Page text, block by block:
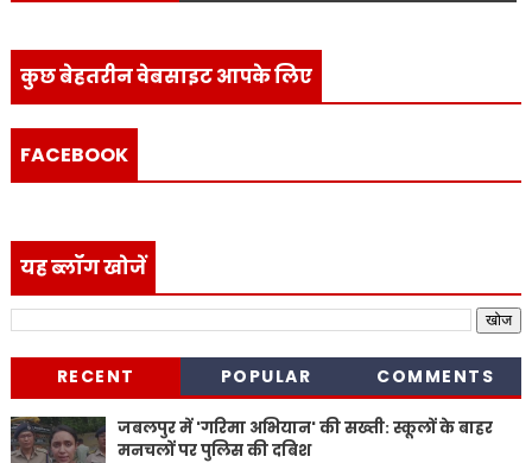
कुछ बेहतरीन वेबसाइट आपके लिए
FACEBOOK
यह ब्लॉग खोजें
RECENT POPULAR COMMENTS
जबलपुर में 'गरिमा अभियान' की सख्ती: स्कूलों के बाहर
मनचलों पर पुलिस की दबिश